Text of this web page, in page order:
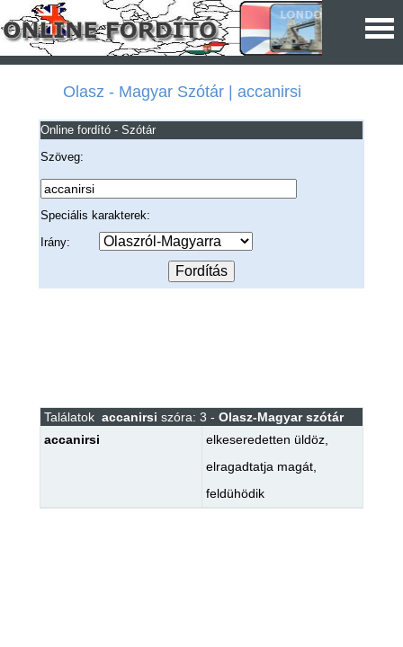
Olasz - Magyar Szótár | accanirsi
Online fordító - Szótár
Szöveg:
Speciális karakterek:
Irány:
Találatok accanirsi szóra: 3 - Olasz-Magyar szótár
accanirsi
elkeseredetten üldöz,
elragadtatja magát,
feldühödik